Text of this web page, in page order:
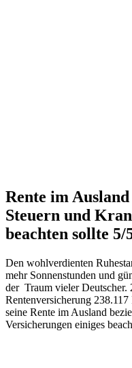
Rente im
Steuern und
beachten sollte 5/
Den wohlverdienten
mehr Sonnenstunden und
der Traum vieler Deutscher.
Rentenversicherung
seine Rente im Ausland
Versicherungen einiges